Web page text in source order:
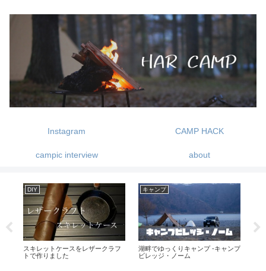
Instagram CAMP HACK
campic interview about
DIY
スキレットケースをレザークラフ
トで作りました
キャンプ
湖畔でゆっくりキャンプ -キャンプ
ビレッジ・ノーム